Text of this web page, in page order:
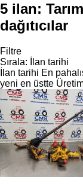
5 ilan:
dağıtıcılar
Filtre
Sırala:
İlan tarihi
İlan tarihi En
yeni en üstte